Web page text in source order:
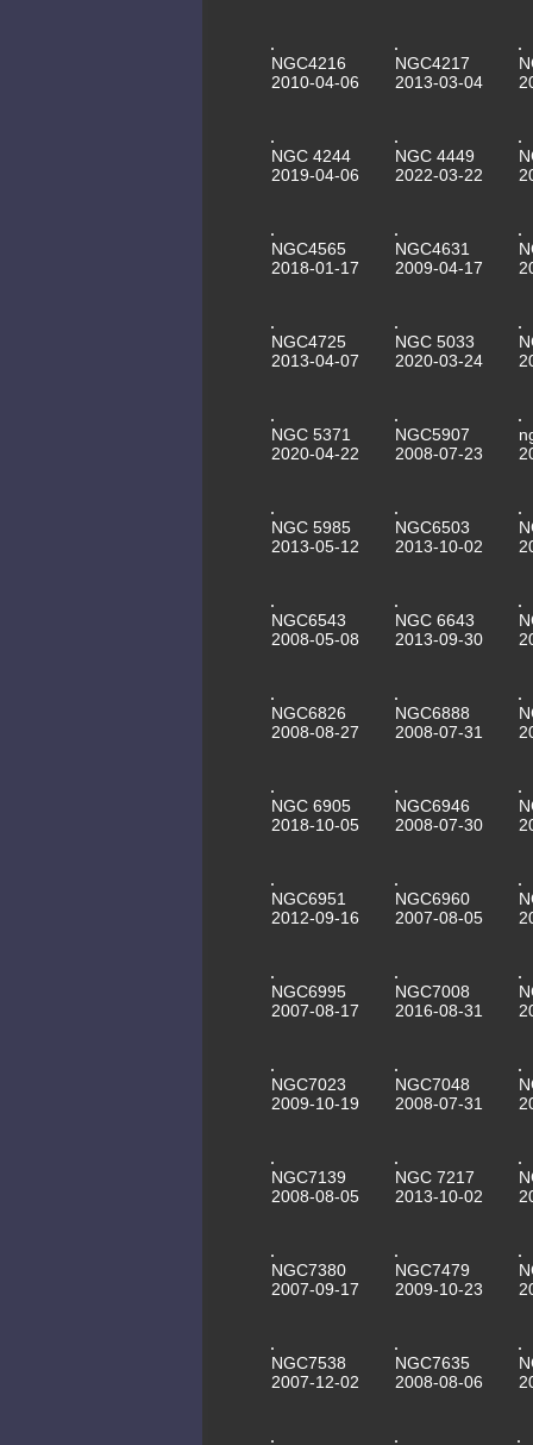
NGC4216
2010-04-06
NGC4217
2013-03-04
NGC 4244
2019-04-06
NGC 4449
2022-03-22
NGC4565
2018-01-17
NGC4631
2009-04-17
NGC4725
2013-04-07
NGC 5033
2020-03-24
NGC 5371
2020-04-22
NGC5907
2008-07-23
NGC 5985
2013-05-12
NGC6503
2013-10-02
NGC6543
2008-05-08
NGC 6643
2013-09-30
NGC6826
2008-08-27
NGC6888
2008-07-31
NGC 6905
2018-10-05
NGC6946
2008-07-30
NGC6951
2012-09-16
NGC6960
2007-08-05
NGC6995
2007-08-17
NGC7008
2016-08-31
NGC7023
2009-10-19
NGC7048
2008-07-31
NGC7139
2008-08-05
NGC 7217
2013-10-02
NGC7380
2007-09-17
NGC7479
2009-10-23
NGC7538
2007-12-02
NGC7635
2008-08-06